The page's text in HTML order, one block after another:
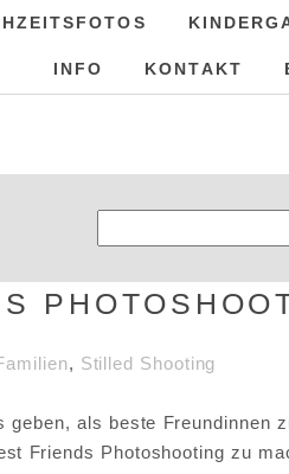
INFO KONTAKT
nach:
, Stilled Shooting
geben, als beste Freundinnen
Friends Photoshooting zu